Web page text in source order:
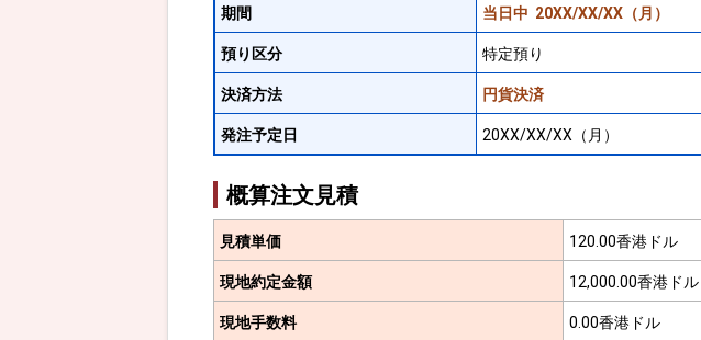
期間 当日中 20XX/XX/XX（月）
預り区分 特定預り
決済方法 円貨決済
発注予定日 20XX/XX/XX（月）
概算注文見積
見積単価 120.00香港ドル
現地約定金額 12,000.00香港ドル
現地手数料 0.00香港ドル